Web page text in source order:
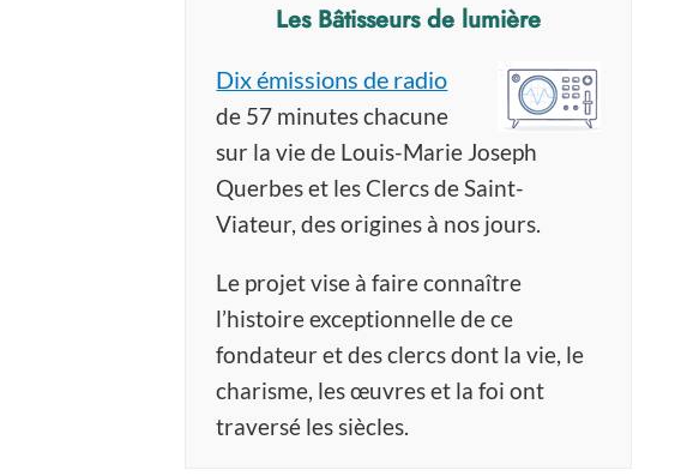
Les Bâtisseurs de lumière
Dix émissions de radio
de 57 minutes chacune
sur la vie de Louis-Marie Joseph
Querbes et les Clercs de Saint-
Viateur, des origines à nos jours.
Le projet vise à faire connaître
l’histoire exceptionnelle de ce
fondateur et des clercs dont la vie, le
charisme, les œuvres et la foi ont
traversé les siècles.